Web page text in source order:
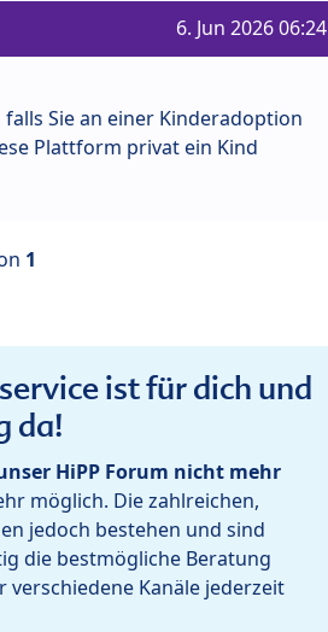
6. Jun 2026 06:24
falls Sie an einer Kinderadoption
Plattform privat ein Kind
1
ist für dich und
da!
HiPP Forum nicht mehr
möglich. Die zahlreichen,
jedoch bestehen und sind
die bestmögliche Beratung
verschiedene Kanäle jederzeit